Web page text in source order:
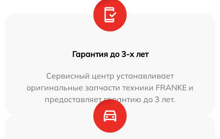
Гарантия до 3-х лет
Сервисный центр устанавливает
оригинальные запчасти техники FRANKE и
предоставляет гарантию до 3 лет.